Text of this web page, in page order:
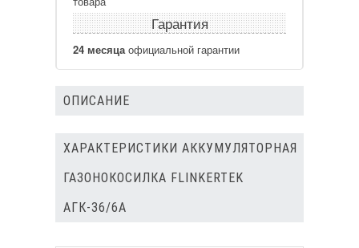
Гарантия
24 месяцаофициальной гарантии
ОПИСАНИЕ
ХАРАКТЕРИСТИКИ АККУМУЛЯТОРНАЯ
ГАЗОНОКОСИЛКА FLINKERTEK
АГК-36/6А